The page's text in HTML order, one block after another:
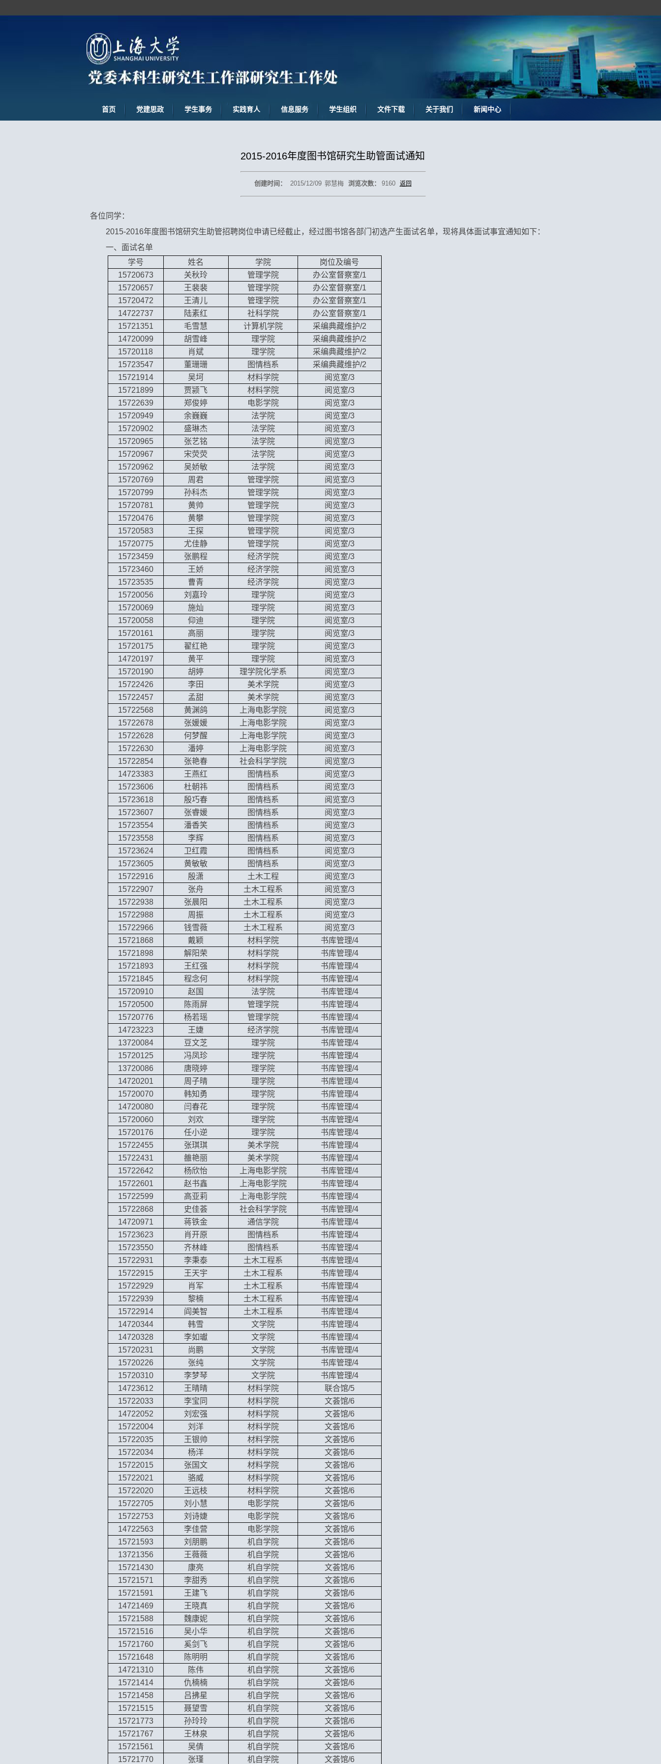
首页 党建思政 学生事务 实践育人 信息服务 学生组织 文件下载 关于我们 新闻中心
2015-2016年度图书馆研究生助管面试通知
创建时间： 2015/12/09 郭慧梅 浏览次数： 9160 返回
各位同学：
2015-2016年度图书馆研究生助管招聘岗位申请已经截止，经过图书馆各部门初选产生面试名单，现将具体面试事宜通知如下：
一、面试名单
学号
姓名 学院
岗位及编号
15720673
关秋玲 管理学院
办公室督察室/1
15720657
王裴裴 管理学院
办公室督察室/1
15720472
王清儿 管理学院
办公室督察室/1
14722737
陆素红 社科学院
办公室督察室/1
15721351
毛雪慧 计算机学院
采编典藏维护/2
14720099
胡雪峰 理学院
采编典藏维护/2
15720118
肖斌 理学院
采编典藏维护/2
15723547
董珊珊 图情档系
采编典藏维护/2
15721914
吴坷 材料学院
阅览室/3
15721899
贾颍飞 材料学院
阅览室/3
15722639
郑俊婷 电影学院
阅览室/3
15720949
余巍巍 法学院
阅览室/3
15720902
盛琳杰 法学院
阅览室/3
15720965
张艺铭 法学院
阅览室/3
15720967
宋荧荧 法学院
阅览室/3
15720962
吴娇敏 法学院
阅览室/3
15720769
周君 管理学院
阅览室/3
15720799
孙科杰 管理学院
阅览室/3
15720781
黄帅 管理学院
阅览室/3
15720476
黄攀 管理学院
阅览室/3
15720583
王探 管理学院
阅览室/3
15720775
尤佳静 管理学院
阅览室/3
15723459
张鹏程 经济学院
阅览室/3
15723460
王娇 经济学院
阅览室/3
15723535
曹青 经济学院
阅览室/3
15720056
刘嘉玲 理学院
阅览室/3
15720069
施灿 理学院
阅览室/3
15720058
仰迪 理学院
阅览室/3
15720161
高丽 理学院
阅览室/3
15720175
翟红艳 理学院
阅览室/3
14720197
黄平 理学院
阅览室/3
15720190
胡婷 理学院化学系
阅览室/3
15722426
李田 美术学院
阅览室/3
15722457
孟甜 美术学院
阅览室/3
15722568
黄渊鸽 上海电影学院
阅览室/3
15722678
张媛媛 上海电影学院
阅览室/3
15722628
何梦醒 上海电影学院
阅览室/3
15722630
潘婷 上海电影学院
阅览室/3
15722854
张艳春 社会科学学院
阅览室/3
14723383
王燕红 图情档系
阅览室/3
15723606
杜朝祎 图情档系
阅览室/3
15723618
殷巧春 图情档系
阅览室/3
15723607
张睿媛 图情档系
阅览室/3
15723554
潘香笑 图情档系
阅览室/3
15723558
李辉 图情档系
阅览室/3
15723624
卫红霞 图情档系
阅览室/3
15723605
黄敏敏 图情档系
阅览室/3
15722916
殷潇 土木工程
阅览室/3
15722907
张舟 土木工程系
阅览室/3
15722938
张晨阳 土木工程系
阅览室/3
15722988
周振 土木工程系
阅览室/3
15722966
钱雪薇 土木工程系
阅览室/3
15721868
戴颖 材料学院
书库管理/4
15721898
解阳荣 材料学院
书库管理/4
15721893
王红强 材料学院
书库管理/4
15721845
程念何 材料学院
书库管理/4
15720910
赵国 法学院
书库管理/4
15720500
陈雨屏 管理学院
书库管理/4
15720776
杨若瑶 管理学院
书库管理/4
14723223
王婕 经济学院
书库管理/4
13720084
豆文芝 理学院
书库管理/4
15720125
冯凤珍 理学院
书库管理/4
13720086
唐晓婷 理学院
书库管理/4
14720201
周子晴 理学院
书库管理/4
15720070
韩知勇 理学院
书库管理/4
14720080
闫春花 理学院
书库管理/4
15720060
刘欢 理学院
书库管理/4
15720176
任小逆 理学院
书库管理/4
15722455
张琪琪 美术学院
书库管理/4
15722431
雒艳丽 美术学院
书库管理/4
15722642
杨欣怡 上海电影学院
书库管理/4
15722601
赵书鑫 上海电影学院
书库管理/4
15722599
高亚莉 上海电影学院
书库管理/4
15722868
史佳荟 社会科学学院
书库管理/4
14720971
蒋铁金 通信学院
书库管理/4
15723623
肖开原 图情档系
书库管理/4
15723550
齐林峰 图情档系
书库管理/4
15722931
李秉泰 土木工程系
书库管理/4
15722915
王天宇 土木工程系
书库管理/4
15722929
肖军 土木工程系
书库管理/4
15722939
黎楠 土木工程系
书库管理/4
15722914
阎美智 土木工程系
书库管理/4
14720344
韩雪 文学院
书库管理/4
14720328
李如瓛 文学院
书库管理/4
15720231
尚鹏 文学院
书库管理/4
15720226
张纯 文学院
书库管理/4
15720310
李梦琴 文学院
书库管理/4
14723612
王晴晴 材料学院
联合馆/5
15722033
李宝同 材料学院
文荟馆/6
14722052
刘宏强 材料学院
文荟馆/6
15722004
刘洋 材料学院
文荟馆/6
15722035
王银帅 材料学院
文荟馆/6
15722034
杨洋 材料学院
文荟馆/6
15722015
张国文 材料学院
文荟馆/6
15722021
骆威 材料学院
文荟馆/6
15722020
王远枝 材料学院
文荟馆/6
15722705
刘小慧 电影学院
文荟馆/6
15722753
刘诗婕 电影学院
文荟馆/6
14722563
李佳营 电影学院
文荟馆/6
15721593
刘朋鹏 机自学院
文荟馆/6
13721356
王薇薇 机自学院
文荟馆/6
15721430
康亮 机自学院
文荟馆/6
15721571
李甜秀 机自学院
文荟馆/6
15721591
王建飞 机自学院
文荟馆/6
14721469
王晓真 机自学院
文荟馆/6
15721588
魏康妮 机自学院
文荟馆/6
15721516
吴小华 机自学院
文荟馆/6
15721760
奚剑飞 机自学院
文荟馆/6
15721648
陈明明 机自学院
文荟馆/6
14721310
陈伟 机自学院
文荟馆/6
15721414
仇楠楠 机自学院
文荟馆/6
15721458
吕拂星 机自学院
文荟馆/6
15721515
聂望雪 机自学院
文荟馆/6
15721773
孙玲玲 机自学院
文荟馆/6
15721767
王林泉 机自学院
文荟馆/6
15721561
吴倩 机自学院
文荟馆/6
15721770
张瑾 机自学院 文荟馆/6